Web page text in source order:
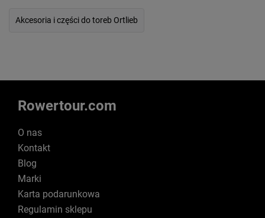
Akcesoria i części do toreb Ortlieb
Rowertour.com
O nas
Kontakt
Blog
Marki
Karta podarunkowa
Regulamin sklepu